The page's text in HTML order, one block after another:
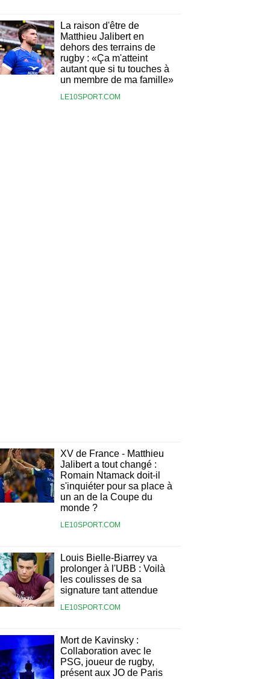
La raison d'être de
Matthieu Jalibert en
dehors des terrains de
rugby : «Ça m'atteint
autant que si tu touches à
un membre de ma famille»
LE10SPORT.COM
XV de France - Matthieu
Jalibert a tout changé :
Romain Ntamack doit-il
s'inquiéter pour sa place à
un an de la Coupe du
monde ?
LE10SPORT.COM
Louis Bielle-Biarrey va
prolonger à l'UBB : Voilà
les coulisses de sa
signature tant attendue
LE10SPORT.COM
Mort de Kavinsky :
Collaboration avec le
PSG, joueur de rugby,
présent aux JO de Paris